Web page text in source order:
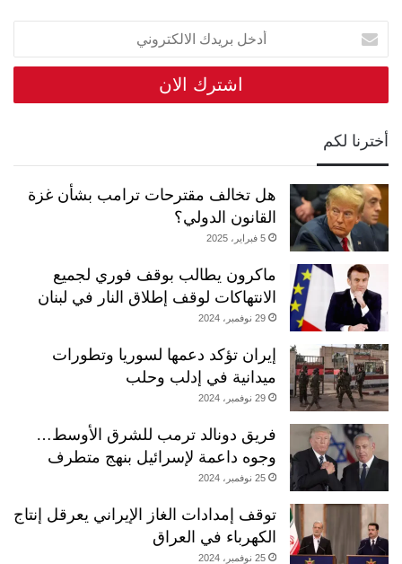
أدخل
بريدك
الالكتروني
أخترنا لكم
هل تخالف مقترحات ترامب بشأن غزة
القانون الدولي؟
5 فبراير، 2025
ماكرون يطالب بوقف فوري لجميع
الانتهاكات لوقف إطلاق النار في لبنان
29 نوفمبر، 2024
إيران تؤكد دعمها لسوريا وتطورات
ميدانية في إدلب وحلب
29 نوفمبر، 2024
فريق دونالد ترمب للشرق الأوسط…
وجوه داعمة لإسرائيل بنهج متطرف
25 نوفمبر، 2024
توقف إمدادات الغاز الإيراني يعرقل إنتاج
الكهرباء في العراق
25 نوفمبر، 2024